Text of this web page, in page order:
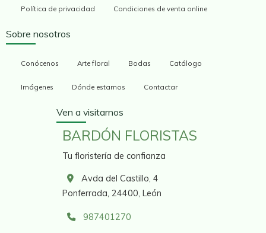
Política de privacidad Condiciones de venta online
Sobre nosotros
Conócenos Arte floral Bodas Catálogo
Imágenes Dónde estamos Contactar
Ven a visitarnos
BARDÓN FLORISTAS
Tu floristería de confianza
Avda del Castillo, 4
Ponferrada, 24400, León
987401270